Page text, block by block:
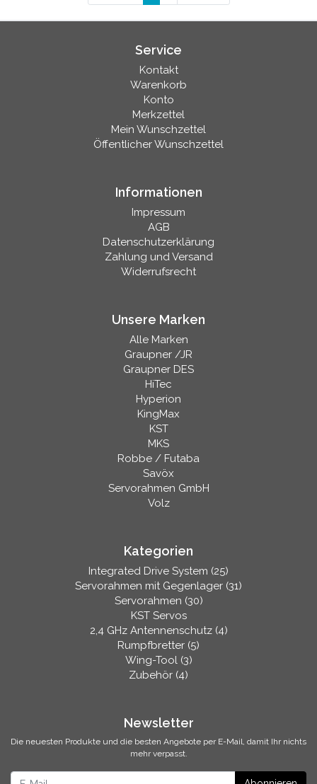
Service
Kontakt
Warenkorb
Konto
Merkzettel
Mein Wunschzettel
Öffentlicher Wunschzettel
Informationen
Impressum
AGB
Datenschutzerklärung
Zahlung und Versand
Widerrufsrecht
Unsere Marken
Alle Marken
Graupner /JR
Graupner DES
HiTec
Hyperion
KingMax
KST
MKS
Robbe / Futaba
Savöx
Servorahmen GmbH
Volz
Kategorien
Integrated Drive System (25)
Servorahmen mit Gegenlager (31)
Servorahmen (30)
KST Servos
2,4 GHz Antennenschutz (4)
Rumpfbretter (5)
Wing-Tool (3)
Zubehör (4)
Newsletter
Die neuesten Produkte und die besten Angebote per E-Mail, damit Ihr nichts
mehr verpasst.